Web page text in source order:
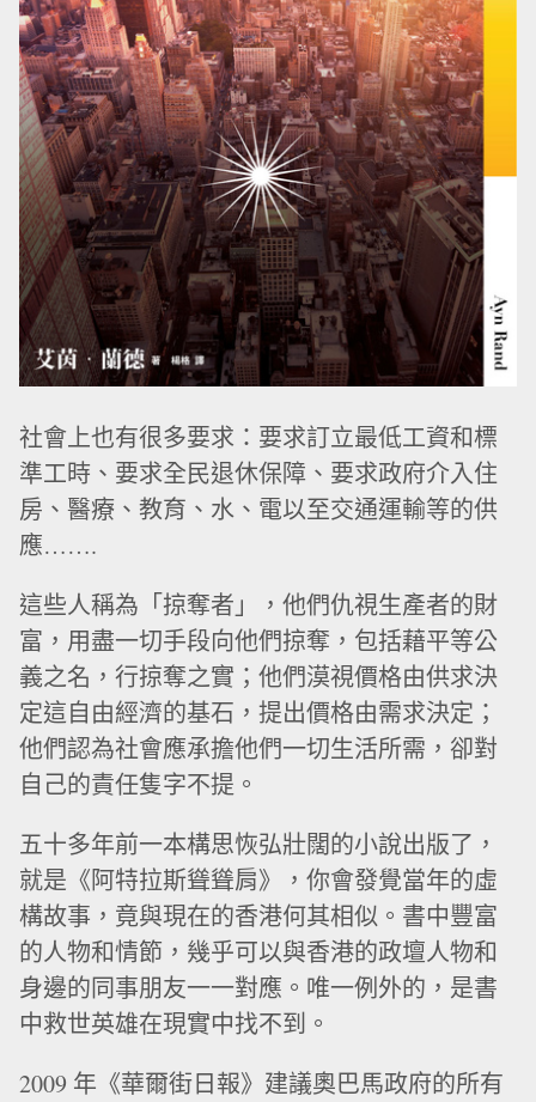
社會上也有很多要求：要求訂立最低工資和標
準工時、要求全民退休保障、要求政府介入住
房、醫療、教育、水、電以至交通運輸等的供
應…….
這些人稱為「掠奪者」，他們仇視生產者的財
富，用盡一切手段向他們掠奪，包括藉平等公
義之名，行掠奪之實；他們漠視價格由供求決
定這自由經濟的基石，提出價格由需求決定；
他們認為社會應承擔他們一切生活所需，卻對
自己的責任隻字不提。
五十多年前一本構思恢弘壯闊的小說出版了，
就是《阿特拉斯聳聳肩》，你會發覺當年的虛
構故事，竟與現在的香港何其相似。書中豐富
的人物和情節，幾乎可以與香港的政壇人物和
身邊的同事朋友一一對應。唯一例外的，是書
中救世英雄在現實中找不到。
2009 年《華爾街日報》建議奧巴馬政府的所有